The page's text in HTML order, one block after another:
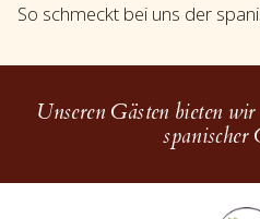
So schmeckt bei uns der
Unseren Gästen bieten
spanischer